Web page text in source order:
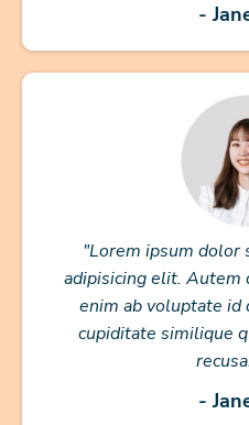
-
"Lorem ipsum dolor
adipisicing elit. Autem
enim ab voluptate id
cupiditate similique
-